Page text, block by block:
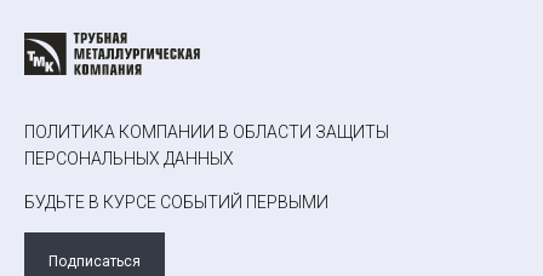
ПОЛИТИКА КОМПАНИИ В ОБЛАСТИ ЗАЩИТЫ
ПЕРСОНАЛЬНЫХ ДАННЫХ
БУДЬТЕ В КУРСЕ СОБЫТИЙ ПЕРВЫМИ
Подписаться